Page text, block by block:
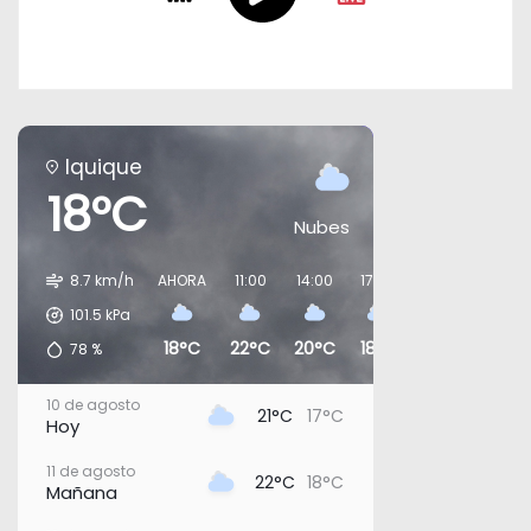
Iquique
18°C Nubes
8.7 km/h
101.5 kPa
78 %
AHORA
18°C
11:00
22°C
14:00
20°C
17:00
18°C
10 de agosto
Hoy 21°C 17°C
11 de agosto
Mañana 22°C 18°C